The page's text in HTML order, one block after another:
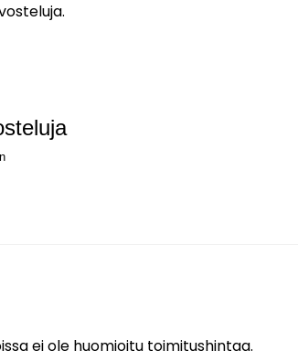
ei ole huomioitu toimitushintaa.